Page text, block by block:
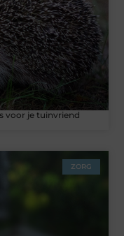
voor je tuinvriend
ZORG